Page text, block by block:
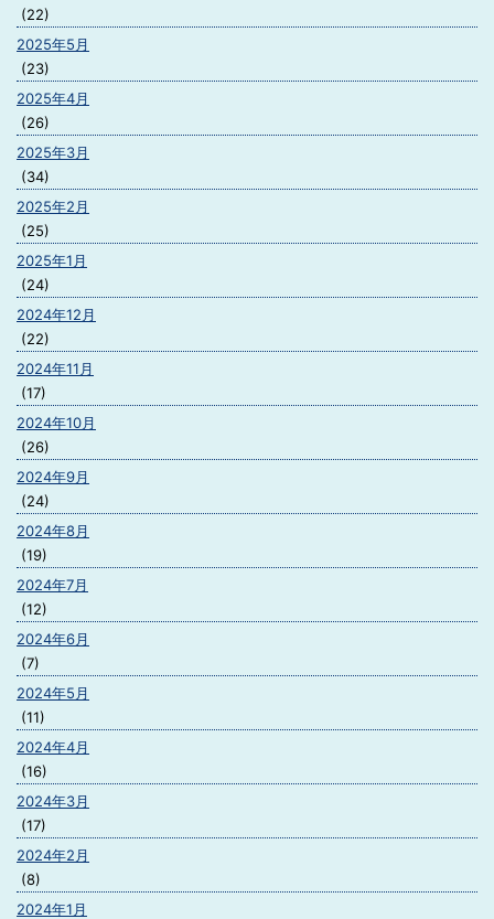
(22)
2025年5月
(23)
2025年4月
(26)
2025年3月
(34)
2025年2月
(25)
2025年1月
(24)
2024年12月
(22)
2024年11月
(17)
2024年10月
(26)
2024年9月
(24)
2024年8月
(19)
2024年7月
(12)
2024年6月
(7)
2024年5月
(11)
2024年4月
(16)
2024年3月
(17)
2024年2月
(8)
2024年1月